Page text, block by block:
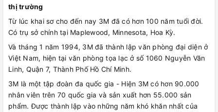
thị trường
Từ lúc khai sơ cho đến nay 3M đã có hơn 100 năm tuổi đời.
Có trụ sở chính tại Maplewood, Minnesota, Hoa Kỳ.
Và tháng 1 năm 1994, 3M đã thành lập văn phòng đại diện ở
Việt Nam, hiện tại văn phòng tọa lạc ở số 1060 Nguyễn Văn
Linh, Quận 7, Thành Phố Hồ Chí Minh.
3M là một tập đoàn đa quốc gia - Hiện 3M có hơn 90.000
nhân viên trên 70 quốc gia và sản xuất hơn 55.000 sản
phẩm. Được thành lập vào những năm khó khăn nhất của